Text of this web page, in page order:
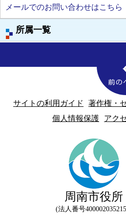
所属一覧
メールでのお問い合わせはこちら
サイトの利用ガイド
著作権・
個人情報保護
アク
周南市役所
法人番号